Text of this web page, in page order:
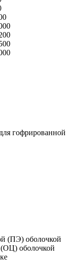
гофрированной
(ПЭ) оболочкой
оболочкой